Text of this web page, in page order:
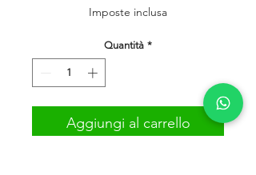
Imposte inclusa
Quantità *
Aggiungi al carrello